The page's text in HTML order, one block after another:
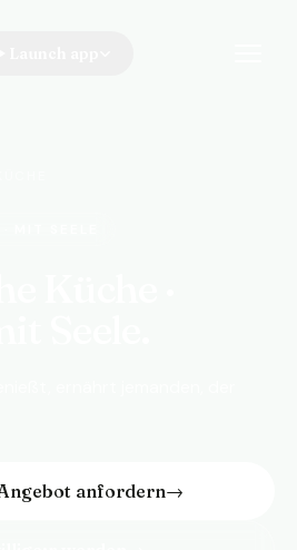
anfordern→